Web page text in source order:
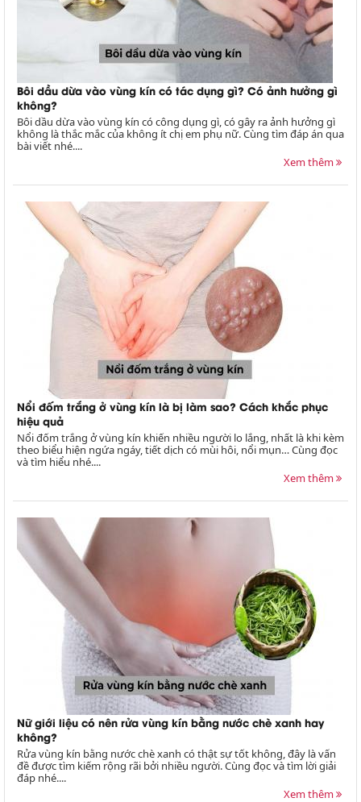
Bôi dầu dừa vào vùng kín có tác dụng gì? Có ảnh hưởng gì
không?
Bôi dầu dừa vào vùng kín có công dụng gì, có gây ra ảnh hưởng gì
không là thắc mắc của không ít chị em phụ nữ. Cùng tìm đáp án qua
bài viết nhé....
Xem thêm
Nổi đốm trắng ở vùng kín là bị làm sao? Cách khắc phục
hiệu quả
Nổi đốm trắng ở vùng kín khiến nhiều người lo lắng, nhất là khi kèm
theo biểu hiện ngứa ngáy, tiết dịch có mùi hôi, nổi mụn… Cùng đọc
và tìm hiểu nhé....
Xem thêm
Nữ giới liệu có nên rửa vùng kín bằng nước chè xanh hay
không?
Rửa vùng kín bằng nước chè xanh có thật sự tốt không, đây là vấn
đề được tìm kiếm rộng rãi bởi nhiều người. Cùng đọc và tìm lời giải
đáp nhé....
Xem thêm